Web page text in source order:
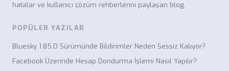
hatalar ve kullanıcı çözüm rehberlerini paylaşan blog.
POPÜLER YAZILAR
Bluesky 1.85.0 Sürümünde Bildirimler Neden Sessiz Kalıyor?
Facebook Üzerinde Hesap Dondurma İşlemi Nasıl Yapılır?